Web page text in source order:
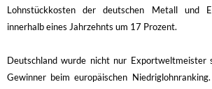
Lohnstückkosten der deutschen Metall und
innerhalb eines Jahrzehnts um 17 Prozent.
Deutschland wurde nicht nur Exportweltmeister
Gewinner beim europäischen